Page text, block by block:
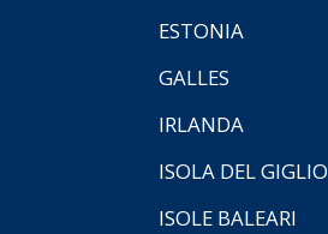
ESTONIA
GALLES
IRLANDA
ISOLA DEL GIGLIO
ISOLE BALEARI